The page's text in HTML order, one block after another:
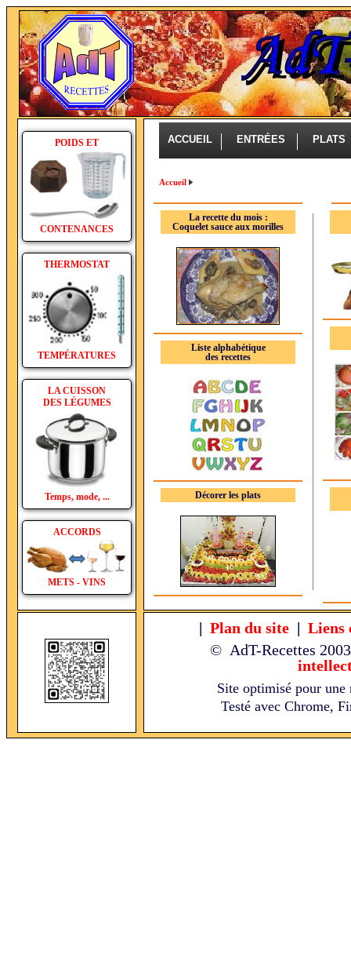
POIDS ET
CONTENANCES
THERMOSTAT
TEMPÉRATURES
LA CUISSON
DES LÉGUMES
Temps, mode, ...
ACCORDS
METS - VINS
ACCUEIL ENTRÉES PLATS
Accueil
La recette du mois :
Coquelet sauce aux morilles
Liste alphabétique
des recettes
Décorer les plats
| Plan du site | Liens
© AdT-Recettes
Site optimisé pour
Testé avec Chrome,